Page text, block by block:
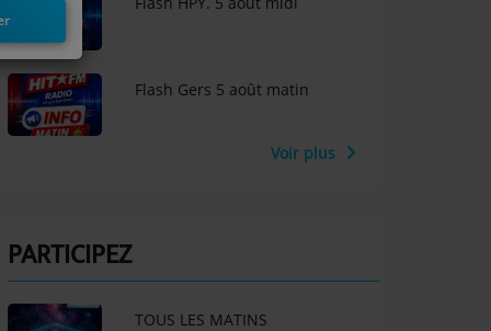
Flash Gers 5 août matin
Voir plus
PARTICIPEZ
TOUS LES MATINS